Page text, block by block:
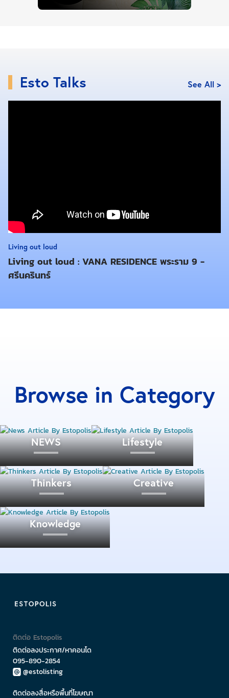
Esto Talks See All >
Living out loud
Living out loud : VANA RESIDENCE พระราม 9 -
ศรีนครินทร์
Browse in Category
NEWS Lifestyle
Thinkers Creative
Knowledge
ติดต่อ Estopolis
ติดต่อลงประกาศ/หาคอนโด
095-890-2854
@estolisting
ติดต่อลงสื่อหรือพื้นที่โฆษณา